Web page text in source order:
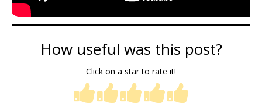
How useful was this post?
Click on a star to rate it!